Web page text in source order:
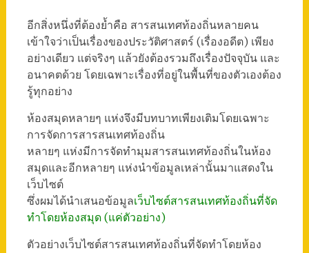
อีกสิ่งหนึ่งที่ต้องย้ำคือ สารสนเทศท้องถิ่นหลายคน
เข้าใจว่าเป็นเรื่องของประวัติศาสตร์ (เรื่องอดีต) เพียง
อย่างเดียว แต่จริงๆ แล้วยังต้องรวมถึงเรื่องปัจจุบัน และ
อนาคตด้วย โดยเฉพาะเรื่องที่อยู่ในพื้นที่ของตัวเองต้อง
รู้ทุกอย่าง
ห้องสมุดหลายๆ แห่งจึงมีบทบาทเพียงเติมโดยเฉพาะ
การจัดการสารสนเทศท้องถิ่น
หลายๆ แห่งมีการจัดทำมุมสารสนเทศท้องถิ่นในห้อง
สมุดและอีกหลายๆ แห่งนำข้อมูลเหล่านั้นมาแสดงใน
เว็บไซต์
ซึ่งผมได้นำเสนอข้อมูลเว็บไซต์สารสนเทศท้องถิ่นที่จัด
ทำโดยห้องสมุด (แค่ตัวอย่าง)
ตัวอย่างเว็บไซต์สารสนเทศท้องถิ่นที่จัดทำโดยห้อง